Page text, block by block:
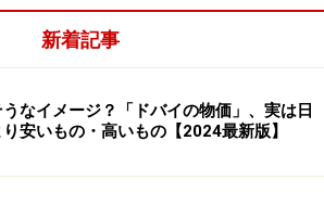
新着記事
なイメージ？「ドバイの物価」、実は日
安いもの・高いもの【2024最新版】